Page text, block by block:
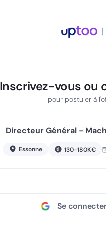
Inscrivez-vous ou
pour postuler à
Directeur Général -
Essonne 130-180K€
Se